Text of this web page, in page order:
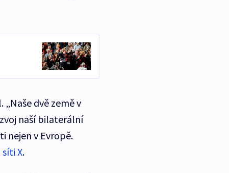
dvě země v
naší bilaterální
nejen v Evropě.
X.